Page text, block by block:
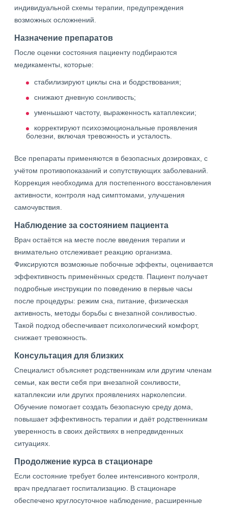
индивидуальной схемы терапии, предупреждения
возможных осложнений.
Назначение препаратов
После оценки состояния пациенту подбираются
медикаменты, которые:
стабилизируют циклы сна и бодрствования;
снижают дневную сонливость;
уменьшают частоту, выраженность катаплексии;
корректируют психоэмоциональные проявления
болезни, включая тревожность и усталость.
Все препараты применяются в безопасных дозировках, с
учётом противопоказаний и сопутствующих заболеваний.
Коррекция необходима для постепенного восстановления
активности, контроля над симптомами, улучшения
самочувствия.
Наблюдение за состоянием пациента
Врач остаётся на месте после введения терапии и
внимательно отслеживает реакцию организма.
Фиксируются возможные побочные эффекты, оценивается
эффективность применённых средств. Пациент получает
подробные инструкции по поведению в первые часы
после процедуры: режим сна, питание, физическая
активность, методы борьбы с внезапной сонливостью.
Такой подход обеспечивает психологический комфорт,
снижает тревожность.
Консультация для близких
Специалист объясняет родственникам или другим членам
семьи, как вести себя при внезапной сонливости,
катаплексии или других проявлениях нарколепсии.
Обучение помогает создать безопасную среду дома,
повышает эффективность терапии и даёт родственникам
уверенность в своих действиях в непредвиденных
ситуациях.
Продолжение курса в стационаре
Если состояние требует более интенсивного контроля,
врач предлагает госпитализацию. В стационаре
обеспечено круглосуточное наблюдение, расширенные